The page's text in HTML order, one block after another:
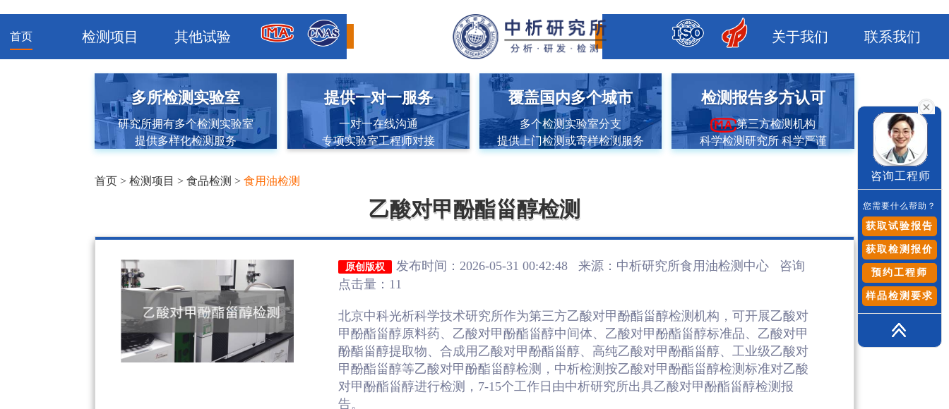
首页 检测项目 其他试验 关于我们 联系我们
多所检测实验室
研究所拥有多个检测实验室
提供多样化检测服务
提供一对一服务
一对一在线沟通
专项实验室工程师对接
覆盖国内多个城市
多个检测实验室分支
提供上门检测或寄样检测服务
检测报告多方认可
第三方检测机构
科学检测研究所 科学严谨
首页 >检测项目 >食品检测 >食用油检测
乙酸对甲酚酯甾醇检测
原创版权 发布时间：2026-05-31 00:42:48 来源： 中析研究所食用油检测 中心 咨询
点击量：11
北京中科光析科学技术研究所作为第三方乙酸对甲酚酯甾醇检测机构，可开展乙酸对
甲酚酯甾醇原料药、乙酸对甲酚酯甾醇中间体、乙酸对甲酚酯甾醇标准品、乙酸对甲
酚酯甾醇提取物、合成用乙酸对甲酚酯甾醇、高纯乙酸对甲酚酯甾醇、工业级乙酸对
甲酚酯甾醇等乙酸对甲酚酯甾醇检测，中析检测按乙酸对甲酚酯甾醇检测标准对乙酸
对甲酚酯甾醇进行检测，7-15个工作日由中析研究所出具乙酸对甲酚酯甾醇检测报
告。
咨询工程师
您需要什么帮助？
获取试验报告
获取检测报价
预约工程师
样品检测要求